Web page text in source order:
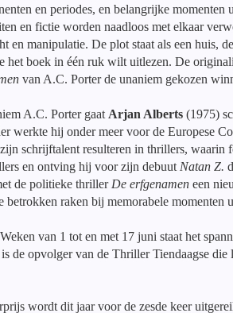
en periodes, en belangrijke
en fictie worden naadloos met elkaar
en manipulatie. De plot staat als een huis,
het boek in één ruk wilt uitlezen. De
van A.C. Porter de unaniem gekozen
A.C. Porter gaat Arjan Alberts (1975)
werkte hij onder meer voor de Europese
schrijftalent resulteren in thrillers,
en ontving hij voor zijn debuut Natan Z.
de politieke thriller De erfgenamen een
betrokken raken bij memorabele momenten
van 1 tot en met 17 juni staat het
de opvolger van de Thriller Tiendaagse
wordt dit jaar voor de zesde keer